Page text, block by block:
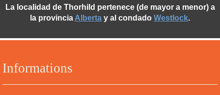
Informations
La localidad de Thorhild pertenece (de mayor a menor) a
la provincia Alberta y al condado Westlock.